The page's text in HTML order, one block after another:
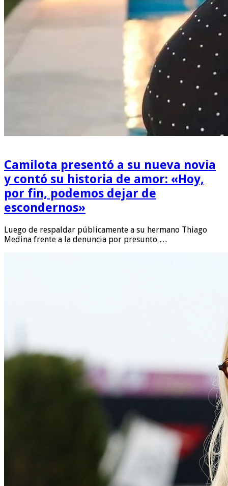
Camilota presentó a su nueva novia
y contó su historia de amor: «Hoy,
por fin, podemos dejar de
escondernos»
Luego de respaldar públicamente a su hermano Thiago
Medina frente a la denuncia por presunto …